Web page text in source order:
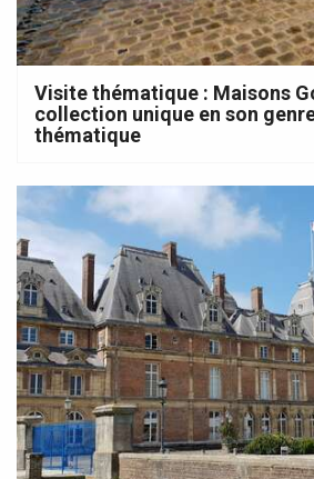
Visite thématique : Maisons
collection unique en son
thématique